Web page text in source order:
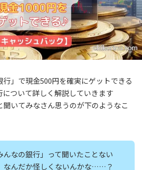
」で現金500円を確実にゲットできる
について詳しく解説していきます
いてみなさん思うのが下のようなこ
んなの銀行」って聞いたことない
なんだか怪しくないんかな……？